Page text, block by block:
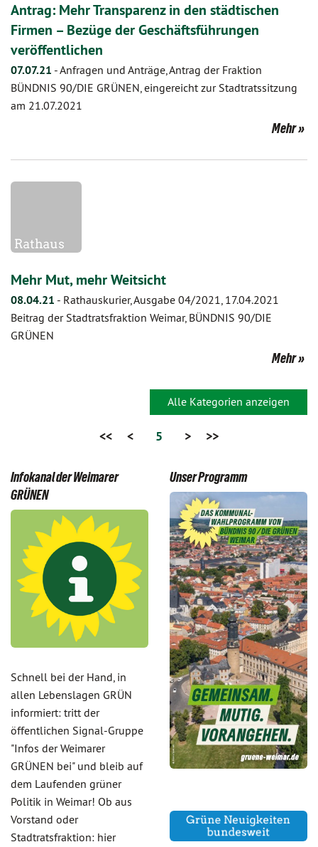
Antrag: Mehr Transparenz in den städtischen
Firmen – Bezüge der Geschäftsführungen
veröffentlichen
07.07.21 -Anfragen und Anträge, Antrag der Fraktion
BÜNDNIS 90/DIE GRÜNEN, eingereicht zur Stadtratssitzung
am 21.07.2021
Mehr
Mehr Mut, mehr Weitsicht
08.04.21 - Rathauskurier, Ausgabe 04/2021, 17.04.2021
Beitrag der Stadtratsfraktion Weimar, BÜNDNIS 90/DIE
GRÜNEN
Mehr
Alle Kategorien anzeigen
<< < 5 > >>
Infokanal der Weimarer
GRÜNEN
Schnell bei der Hand, in
allen Lebenslagen GRÜN
informiert: tritt der
öffentlichen Signal-Gruppe
"Infos der Weimarer
GRÜNEN bei" und bleib auf
dem Laufenden grüner
Politik in Weimar! Ob aus
Vorstand oder
Stadtratsfraktion: hier
Unser Programm